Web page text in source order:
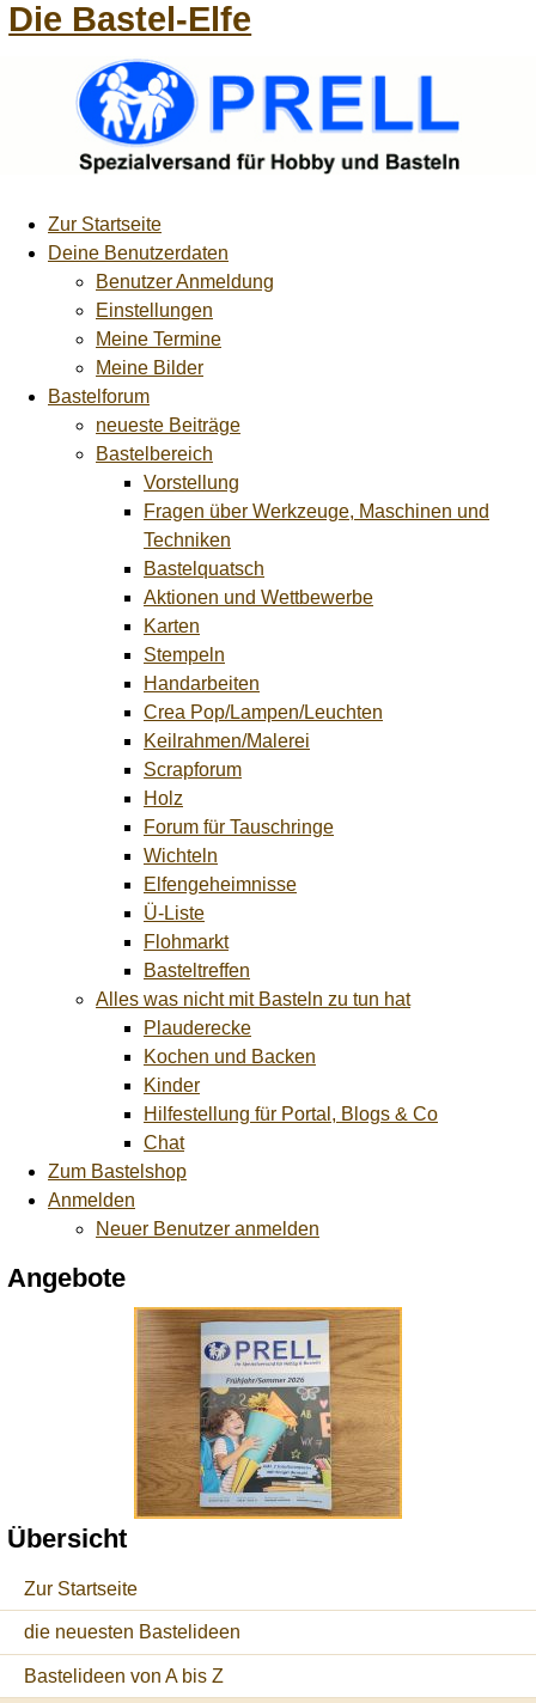
Die Bastel-Elfe
Zur Startseite
Deine Benutzerdaten
Benutzer Anmeldung
Einstellungen
Meine Termine
Meine Bilder
Bastelforum
neueste Beiträge
Bastelbereich
Vorstellung
Fragen über Werkzeuge, Maschinen und
Techniken
Bastelquatsch
Aktionen und Wettbewerbe
Karten
Stempeln
Handarbeiten
Crea Pop/Lampen/Leuchten
Keilrahmen/Malerei
Scrapforum
Holz
Forum für Tauschringe
Wichteln
Elfengeheimnisse
Ü-Liste
Flohmarkt
Basteltreffen
Alles was nicht mit Basteln zu tun hat
Plauderecke
Kochen und Backen
Kinder
Hilfestellung für Portal, Blogs & Co
Chat
Zum Bastelshop
Anmelden
Neuer Benutzer anmelden
Angebote
Übersicht
Zur Startseite
die neuesten Bastelideen
Bastelideen von A bis Z